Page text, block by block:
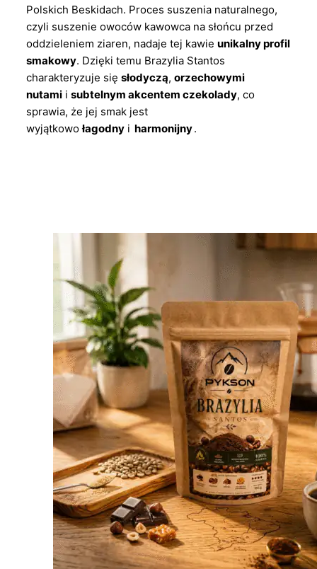
Polskich Beskidach. Proces suszenia naturalnego,
czyli suszenie owoców kawowca na słońcu przed
oddzieleniem ziaren, nadaje tej kawie unikalny profil
smakowy. Dzięki temu Brazylia Stantos
charakteryzuje się słodyczą, orzechowymi
nutami i subtelnym akcentem czekolady, co
sprawia, że jej smak jest
wyjątkowo łagodny i harmonijny.